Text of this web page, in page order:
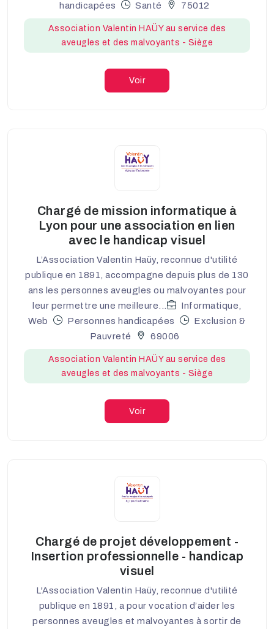
handicapées
Santé 75012
Association Valentin HAÜY au service des
aveugles et des malvoyants - Siège
Voir
Chargé de mission informatique à
Lyon pour une association en lien
avec le handicap visuel
L’Association Valentin Haüy, reconnue d'utilité
publique en 1891, accompagne depuis plus de 130
ans les personnes aveugles ou malvoyantes pour
leur permettre une meilleure...
Informatique,
Web
Personnes handicapées
Exclusion &
Pauvreté
69006
Association Valentin HAÜY au service des
aveugles et des malvoyants - Siège
Voir
Chargé de projet développement -
Insertion professionnelle - handicap
visuel
L'Association Valentin Haüy, reconnue d'utilité
publique en 1891, a pour vocation d’aider les
personnes aveugles et malvoyantes à sortir de